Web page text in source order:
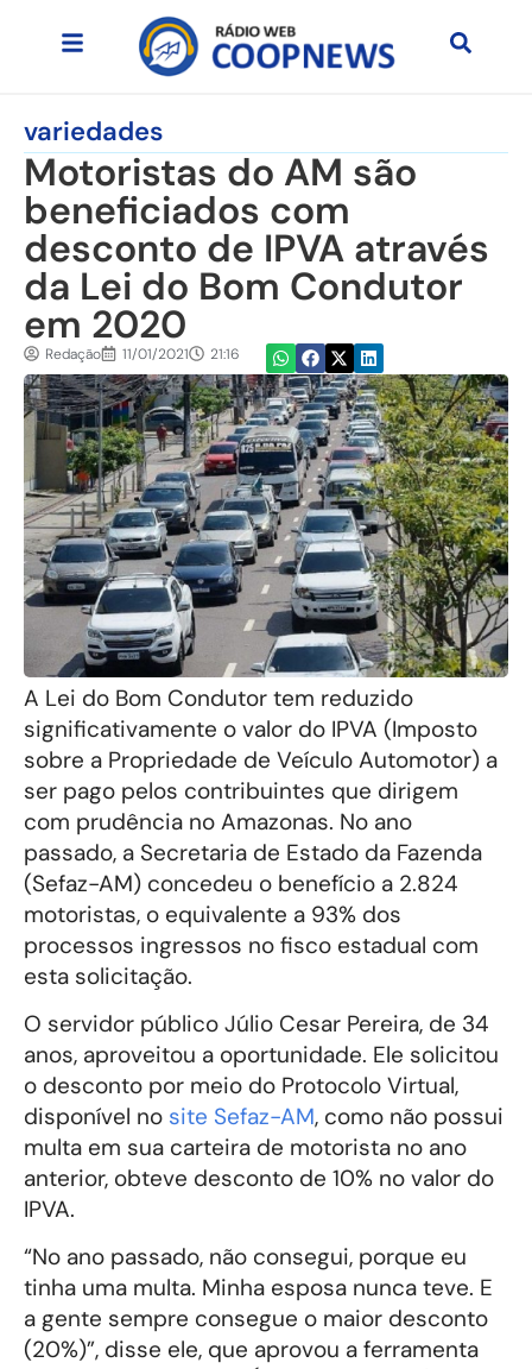
variedades
Motoristas do AM são
beneficiados com
desconto de IPVA através
da Lei do Bom Condutor
em 2020
Redação 11/01/2021 21:16
A Lei do Bom Condutor tem reduzido
significativamente o valor do IPVA (Imposto
sobre a Propriedade de Veículo Automotor) a
ser pago pelos contribuintes que dirigem
com prudência no Amazonas. No ano
passado, a Secretaria de Estado da Fazenda
(Sefaz-AM) concedeu o benefício a 2.824
motoristas, o equivalente a 93% dos
processos ingressos no fisco estadual com
esta solicitação.
O servidor público Júlio Cesar Pereira, de 34
anos, aproveitou a oportunidade. Ele solicitou
o desconto por meio do Protocolo Virtual,
disponível no site Sefaz-AM, como não possui
multa em sua carteira de motorista no ano
anterior, obteve desconto de 10% no valor do
IPVA.
“No ano passado, não consegui, porque eu
tinha uma multa. Minha esposa nunca teve. E
a gente sempre consegue o maior desconto
(20%)”, disse ele, que aprovou a ferramenta